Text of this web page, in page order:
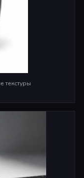
текстуры